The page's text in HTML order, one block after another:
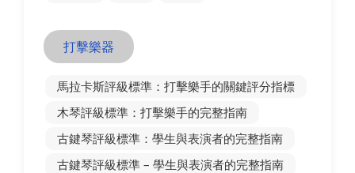
打擊樂器
馬拉卡斯評級標準：打擊樂手的關鍵評分指標
木琴評級標準：打擊樂手的完整指南
古鍵琴評級標準：學生與表演者的完整指南
古鍵琴評級標準 – 學生與表演者的完整指南